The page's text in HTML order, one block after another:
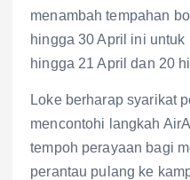
menambah tempahan
hingga 30 April ini
hingga 21 April dan 20
Loke berharap syarikat
mencontohi langkah
tempoh perayaan bagi
perantau pulang ke